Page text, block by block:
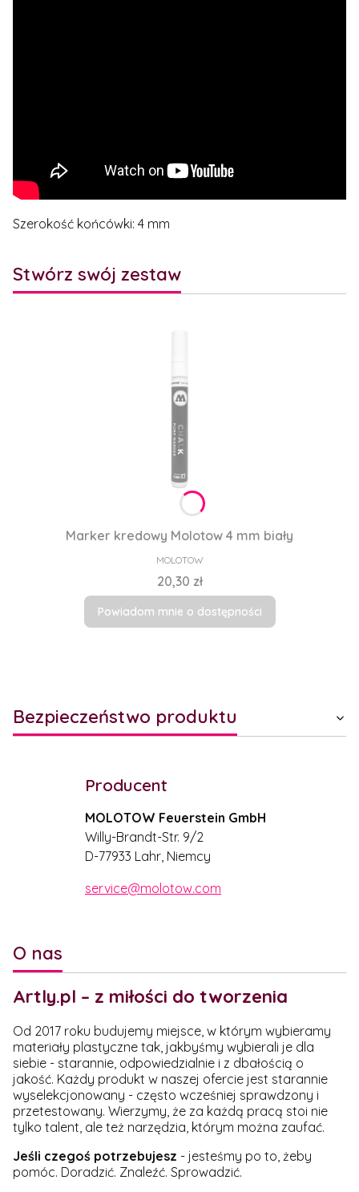
Szerokość końcówki: 4 mm
Stwórz swój zestaw
Marker kredowy Molotow 4 mm biały
PRODUCENT
MOLOTOW
Cena
20,30 zł
Powiadom mnie o dostępności
Bezpieczeństwo produktu
Producent
MOLOTOW Feuerstein GmbH
Willy-Brandt-Str. 9/2
D-77933 Lahr, Niemcy
service@molotow.com
O nas
Artly.pl – z miłości do tworzenia
Od 2017 roku budujemy miejsce, w którym wybieramy
materiały plastyczne tak, jakbyśmy wybierali je dla
siebie - starannie, odpowiedzialnie i z dbałością o
jakość. Każdy produkt w naszej ofercie jest starannie
wyselekcjonowany - często wcześniej sprawdzony i
przetestowany. Wierzymy, że za każdą pracą stoi nie
tylko talent, ale też narzędzia, którym można zaufać.
Jeśli czegoś potrzebujesz - jesteśmy po to, żeby
pomóc. Doradzić. Znaleźć. Sprowadzić.